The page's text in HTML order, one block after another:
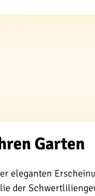
Garten
eleganten
der